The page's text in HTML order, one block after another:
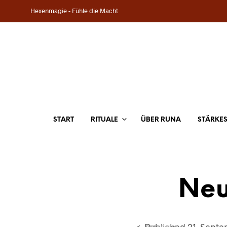
Hexenmagie - Fühle die Macht
START RITUALE ÜBER RUNA